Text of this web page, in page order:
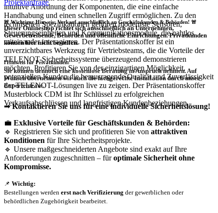
intuitive Anordnung der Komponenten, die eine einfache
Handhabung und einen schnellen Zugriff ermöglichen. Zu den
technischen Spezifikationen gehören modernste Sensoren,
Steuerungseinheiten und Kommunikationsmodule, die nahtlos
miteinander interagieren. Der Präsentationskoffer ist ein
unverzichtbares Werkzeug für Vertriebsteams, die die Vorteile der
TELENOT-Sicherheitssysteme überzeugend demonstrieren
möchten. Profitieren Sie von der einzigartigen Möglichkeit,
potenziellen Kunden die herausragende Qualität und Zuverlässigkeit
der TELENOT-Lösungen live zu zeigen. Der Präsentationskoffer
Musterblock CDM ist Ihr Schlüssel zu erfolgreichen
Verkaufsabschlüssen und langfristigen Kundenbeziehungen.
Projektanfrage
🚨 Wichtiger Hinweis: Verkauf ausschließlich an Geschäftskunden & Behörden! 🚨
Dieser Onlineshop richtet sichausschließlichan Unternehmen,
Gewerbetreibende, Behörden und öffentliche Einrichtungen.Privatkunden
können hier nicht bestellen.
❗Hinweis für Privatkunden:
Sie können dennoch einekostenlose Beratungin Anspruch nehmen. Auf
Wunsch übernehmen wir auch diefachgerechte Installationdurch unser
Expertenteam.
➡Kontaktieren Sie uns für eine individuelle Sicherheitslösung!
💼 Exklusive Vorteile für Geschäftskunden & Behörden:
🔹 Registrieren Sie sich und profitieren Sie von attraktiven
Konditionen für Ihre Sicherheitsprojekte.
🔹 Unsere maßgeschneiderten Angebote sind exakt auf Ihre
Anforderungen zugeschnitten – füroptimale Sicherheit ohne
Kompromisse.
📌 Wichtig:
Bestellungen werden erst nach Verifizierung der gewerblichen oder
behördlichen Zugehörigkeit bearbeitet.